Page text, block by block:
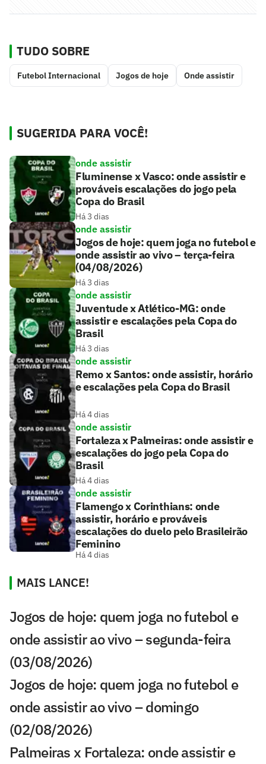
TUDO SOBRE
Futebol Internacional Jogos de hoje Onde assistir
SUGERIDA PARA VOCÊ!
onde assistir
Fluminense x Vasco: onde assistir e
prováveis escalações do jogo pela
Copa do Brasil
Há 3 dias
onde assistir
Jogos de hoje: quem joga no futebol e
onde assistir ao vivo – terça-feira
(04/08/2026)
Há 3 dias
onde assistir
Juventude x Atlético-MG: onde
assistir e escalações pela Copa do
Brasil
Há 3 dias
onde assistir
Remo x Santos: onde assistir, horário
e escalações pela Copa do Brasil
Há 4 dias
onde assistir
Fortaleza x Palmeiras: onde assistir e
escalações do jogo pela Copa do
Brasil
Há 4 dias
onde assistir
Flamengo x Corinthians: onde
assistir, horário e prováveis
escalações do duelo pelo Brasileirão
Feminino
Há 4 dias
MAIS LANCE!
Jogos de hoje: quem joga no futebol e
onde assistir ao vivo – segunda-feira
(03/08/2026)
Jogos de hoje: quem joga no futebol e
onde assistir ao vivo – domingo
(02/08/2026)
Palmeiras x Fortaleza: onde assistir e